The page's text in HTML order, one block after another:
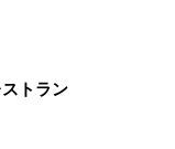
トラン